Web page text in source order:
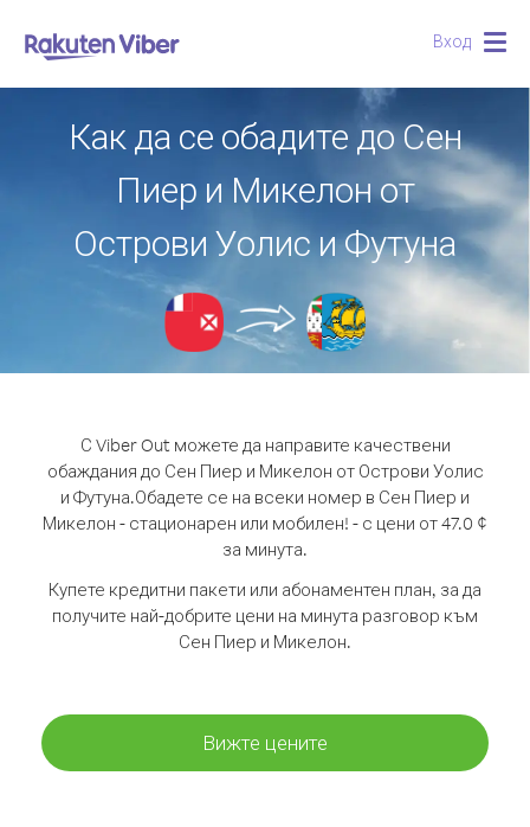
Вход
Как да се обадите до Сен
Пиер и Микелон от
Острови Уолис и Футуна
С Viber Out можете да направите качествени
обаждания до Сен Пиер и Микелон от Острови Уолис
и Футуна.Обадете се на всеки номер в Сен Пиер и
Микелон - стационарен или мобилен! - с цени от 47.0 ¢
за минута.
Купете кредитни пакети или абонаментен план, за да
получите най-добрите цени на минута разговор към
Сен Пиер и Микелон.
Вижте цените